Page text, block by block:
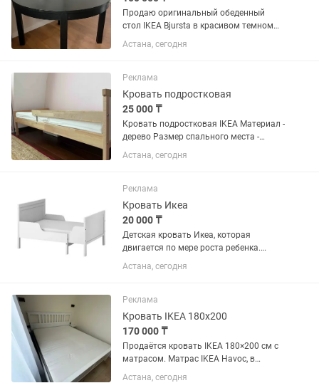
Продаю оригинальный обеденный
стол IKEA Bjursta в красивом темном
цвете. Стол в отличном состоянии,
эксплуатировался бережно,
Преимущества модели: Стол-
трансформер для...
Астана, сегодня
Реклама
Кровать подростковая
25 000 ₸
Кровать подростковая IKEA Материал -
дерево Размер спального места -
70×160 Изголовье реечное Стенки
кровати реечные Матрас в комплекте
Астана, сегодня
Реклама
Кровать Икеа
20 000 ₸
Детская кровать Икеа, которая
двигается по мере роста ребенка.
Оригинал. Продается без матраса. В
очень хорошем состоянии.
Астана, сегодня
Реклама
Кровать IKEA 180x200
170 000 ₸
Продаётся кровать IKEA 180×200 см с
матрасом. Матрас IKEA Havoc, в
хорошем состоянии. Самовывоз.
Астана, сегодня